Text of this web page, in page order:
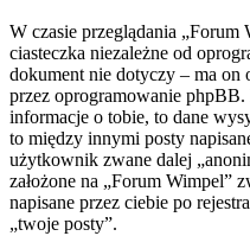
W czasie przeglądania
ciasteczka niezależne od
dokument nie dotyczy – ma
przez oprogramowanie
informacje o tobie, to dane
to między innymi posty
użytkownik zwane dalej
założone na „Forum Wimpel”
napisane przez ciebie po
„twoje posty”.